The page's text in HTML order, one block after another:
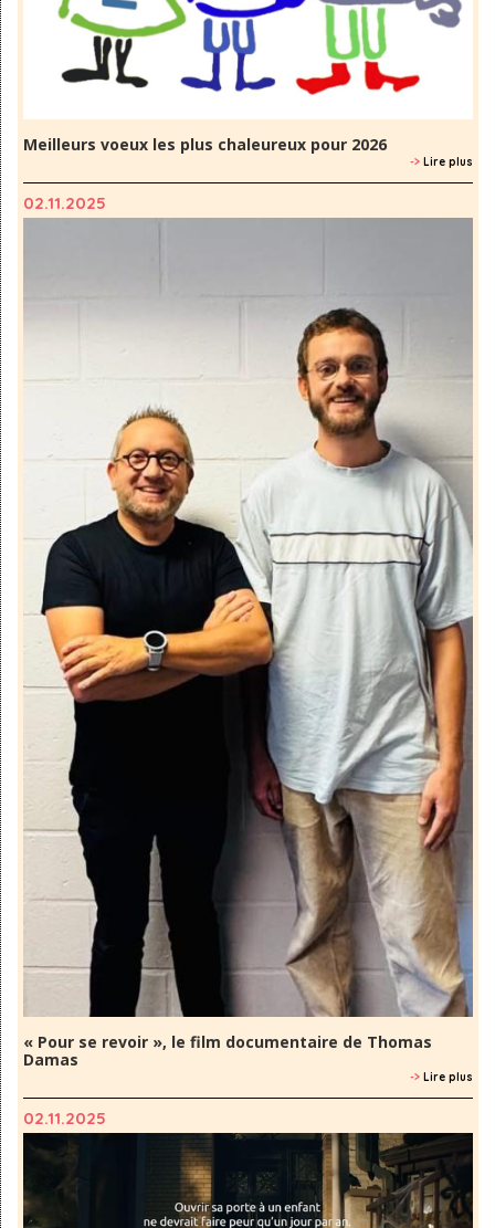
Meilleurs voeux les plus chaleureux pour 2026
-> Lire plus
02.11.2025
« Pour se revoir », le film documentaire de Thomas
Damas
-> Lire plus
02.11.2025